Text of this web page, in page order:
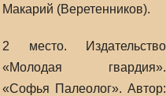
Макарий (Веретенников).
2 место. Издательство
«Молодая гвардия».
«Софья Палеолог». Автор: